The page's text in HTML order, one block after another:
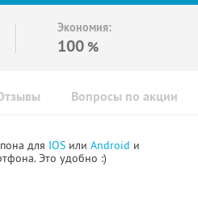
Экономия:
100 %
Вопросы по акции
для IOS или Android и
Это удобно :)